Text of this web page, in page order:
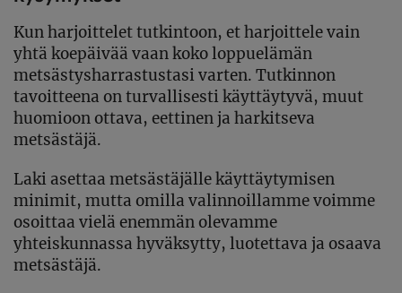
Kun harjoittelet tutkintoon, et harjoittele vain
yhtä koepäivää vaan koko loppuelämän
metsästysharrastustasi varten. Tutkinnon
tavoitteena on turvallisesti käyttäytyvä, muut
huomioon ottava, eettinen ja harkitseva
metsästäjä.
Laki asettaa metsästäjälle käyttäytymisen
minimit, mutta omilla valinnoillamme voimme
osoittaa vielä enemmän olevamme
yhteiskunnassa hyväksytty, luotettava ja osaava
metsästäjä.